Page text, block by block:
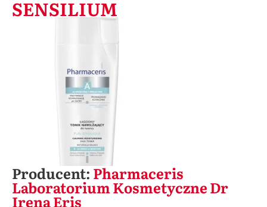
SENSILIUM
Producent:Pharmaceris
Laboratorium Kosmetyczne Dr
Irena Eris